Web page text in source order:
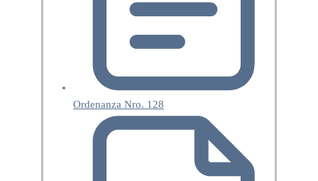
Ordenanza Nro. 128